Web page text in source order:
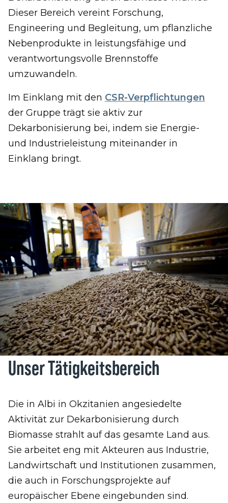
Dieser Bereich vereint Forschung,
Engineering und Begleitung, um pflanzliche
Nebenprodukte in leistungsfähige und
verantwortungsvolle Brennstoffe
umzuwandeln.
Im Einklang mit den CSR-Verpflichtungen
der Gruppe trägt sie aktiv zur
Dekarbonisierung bei, indem sie Energie-
und Industrieleistung miteinander in
Einklang bringt.
Unser Tätigkeitsbereich
Die in Albi in Okzitanien angesiedelte
Aktivität zur Dekarbonisierung durch
Biomasse strahlt auf das gesamte Land aus.
Sie arbeitet eng mit Akteuren aus Industrie,
Landwirtschaft und Institutionen zusammen,
die auch in Forschungsprojekte auf
europäischer Ebene eingebunden sind.